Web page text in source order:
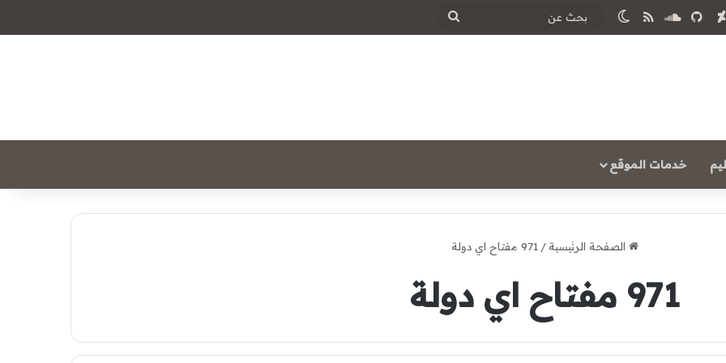
‏DeviantArt ساوند كلاود
ملخص الموقع RSS
الوضع المظلم
بحث
خدمات الموقع
الصفحة الرئيسية / 971 مفتاح اي دولة
971 مفتاح اي دولة